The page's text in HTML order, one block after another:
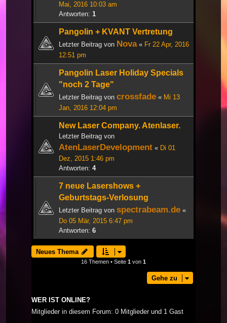
Mai, 2016 10:03 am
Antworten: 1
Pangolin + KVANT Vertretung
Letzter Beitrag von Nova« Fr 22 Apr, 2016
12:51 pm
Pangolin Laser Holiday Specials
"noch 2 Tage"
Letzter Beitrag von crossfade « Mi 13
Jan, 2016 12:04 pm
New Laser Company. Atenlaser.
Letzter Beitrag von
AtenLaserDevelopment « Di 01
Dez, 2015 1:46 pm
Antworten: 4
7 neue Lasershows +
Geburtstags-Verlosung
Letzter Beitrag von spectrabeam.de «
Do 05 Mär, 2015 6:47 pm
Antworten: 6
Neues Thema
16 Themen • Seite 1 von 1
Gehe zu
WER IST ONLINE?
Mitglieder in diesem Forum: 0 Mitglieder und 1 Gast